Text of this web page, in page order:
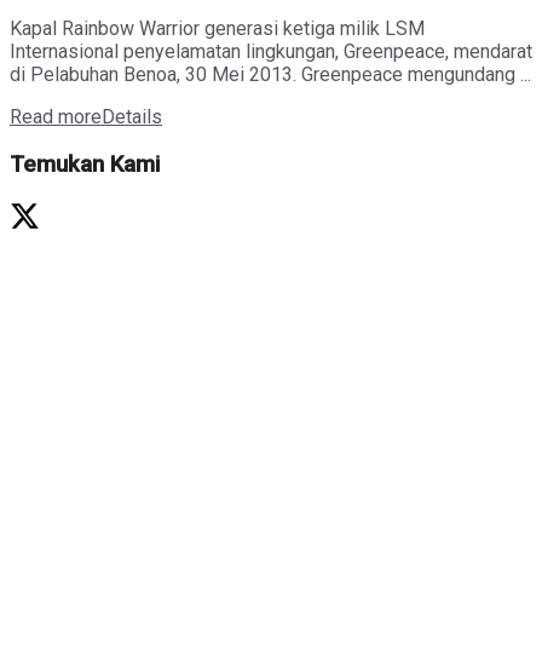
Kapal Rainbow Warrior generasi ketiga milik LSM
Internasional penyelamatan lingkungan, Greenpeace, mendarat
di Pelabuhan Benoa, 30 Mei 2013. Greenpeace mengundang ...
Read more Details
Temukan Kami